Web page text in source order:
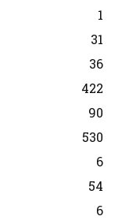
1
31
36
422
90
530
6
54
6